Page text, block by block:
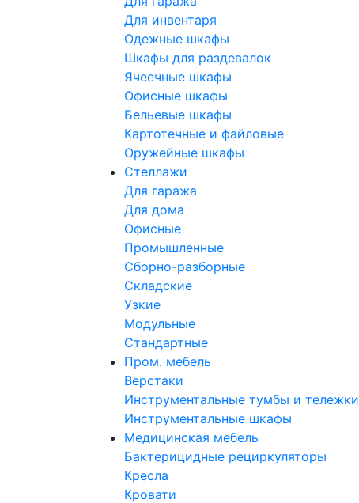
Для инвентаря
Одежные шкафы
Шкафы для раздевалок
Ячеечные шкафы
Офисные шкафы
Бельевые шкафы
Картотечные и файловые
Оружейные шкафы
Стеллажи
Для гаража
Для дома
Офисные
Промышленные
Сборно-разборные
Складские
Узкие
Модульные
Стандартные
Пром. мебель
Верстаки
Инструментальные тумбы и тележки
Инструментальные шкафы
Медицинская мебель
Бактерицидные рециркуляторы
Кресла
Кровати